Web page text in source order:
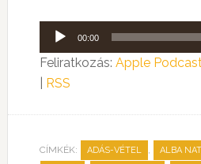
Audió
lejátszó
00:00
Feliratkozás: Apple
RSS
CÍMKÉK: ADÁS-VÉTEL , ALBA